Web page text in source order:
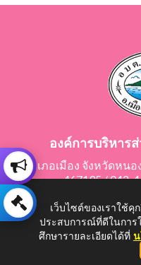
องค์การบริหาร
อำเภอเมือง จังหวัดห
467195 / 042-
E-Mail:
เว็บไซต์ของเราใช้
ประสบการณ์ที่ดีในการ
ศึกษารายละเอียดได้ที่